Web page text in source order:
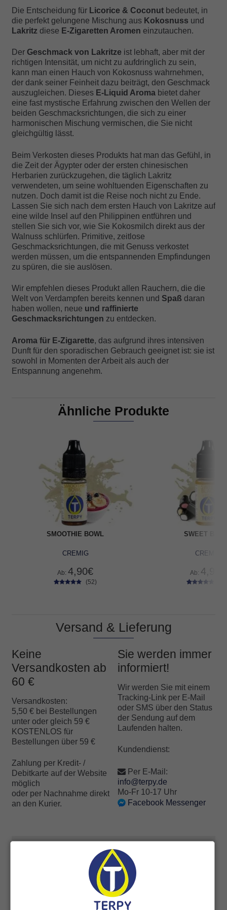
Die Entscheidung für Licorice & Coconutbedeutet, in
die perfekt gelungene Mischung aus Kokosnuss und
Lakritz diese E-Zigaretten Aromen einzutauchen.
Der Geschmack von Lakritze ist lebhaft, aber mit der
richtigen Intensität, um nicht zu aufdringlich zu sein,
kann man einen Hauch von Kokosnuss wahrnehmen,
der dank seiner Feinheit dazu beiträgt, den Geschmack
auszugleichen. Dieses E-Liquid Aromabietet daher
eine fast mystische Erfahrung zwischen den Wellen der
beiden Geschmacksrichtungen, die sich zu einer
harmonischen Mischung vermischen, die Sie nicht
gleichgültig lässt.
Beim Verkosten dieses Produkts hat man das Gefühl, in
die Zeit der Ägypter oder der ersten chinesischen
Herbarien zurückzugehen, die täglich Lakritz
verwendeten, um seine wohltuenden Eigenschaften zu
nutzen. Doch damit ist die Reise noch nicht zu Ende.
Lassen Sie sich nach dem ersten Hauch von Lakritze auf
eine wilde Insel auf den Philippinen entführen und
stellen Sie sich vor, wie Sie Kokosmilch direkt aus der
Walnuss schlürfen. Primitive, zeitlose
Geschmacksrichtungen, die mit Genuss verkostet
werden müssen, um die entspannenden Empfindungen
zu spüren, die sie auslösen.
Wir empfehlen dieses Produkt allen Rauchern, die die
Welt von Verdampfen bereits kennen und Spaß daran
haben wollen, neue und raffinierte
Geschmacksrichtungen zu entdecken.
Aroma für E-Zigarette, das aufgrund ihres intensiven
Dunft für den sporadischen Gebrauch geeignet ist: sie ist
sowohl in Momenten der Arbeit als auch der
Entspannung angenehm.
Ähnliche Produkte
SMOOTHIE BOWL
CREMIG
Ab:4,90€
auf
Kundenbe
(52)
SWEET
CREMIG
Ab: 4,90
Versand & Lieferung
Keine
Versandkosten ab
60 €
Versandkosten:
5,50 € bei Bestellungen
unter oder gleich 59 €
KOSTENLOS für
Bestellungen über 59 €
Zahlung per Kredit- /
Debitkarte auf der Website
möglich
oder per Nachnahme direkt
an den Kurier.
Sie werden immer
informiert!
Wir werden Sie mit einem
Tracking-Link per E-Mail
oder SMS über den Status
der Sendung auf dem
Laufenden halten.
Kundendienst:
Per E-Mail:
info@terpy.de
Mo-Fr 10-17 Uhr
Facebook Messenger
55 Bewertungen für
COCONUT
4,7